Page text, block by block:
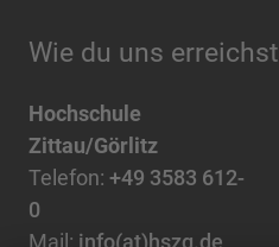
Wie du uns erreichst
Hochschule
Zittau/Görlitz
Telefon: +49 3583 612-
0
Mail: info(at)hszg.de